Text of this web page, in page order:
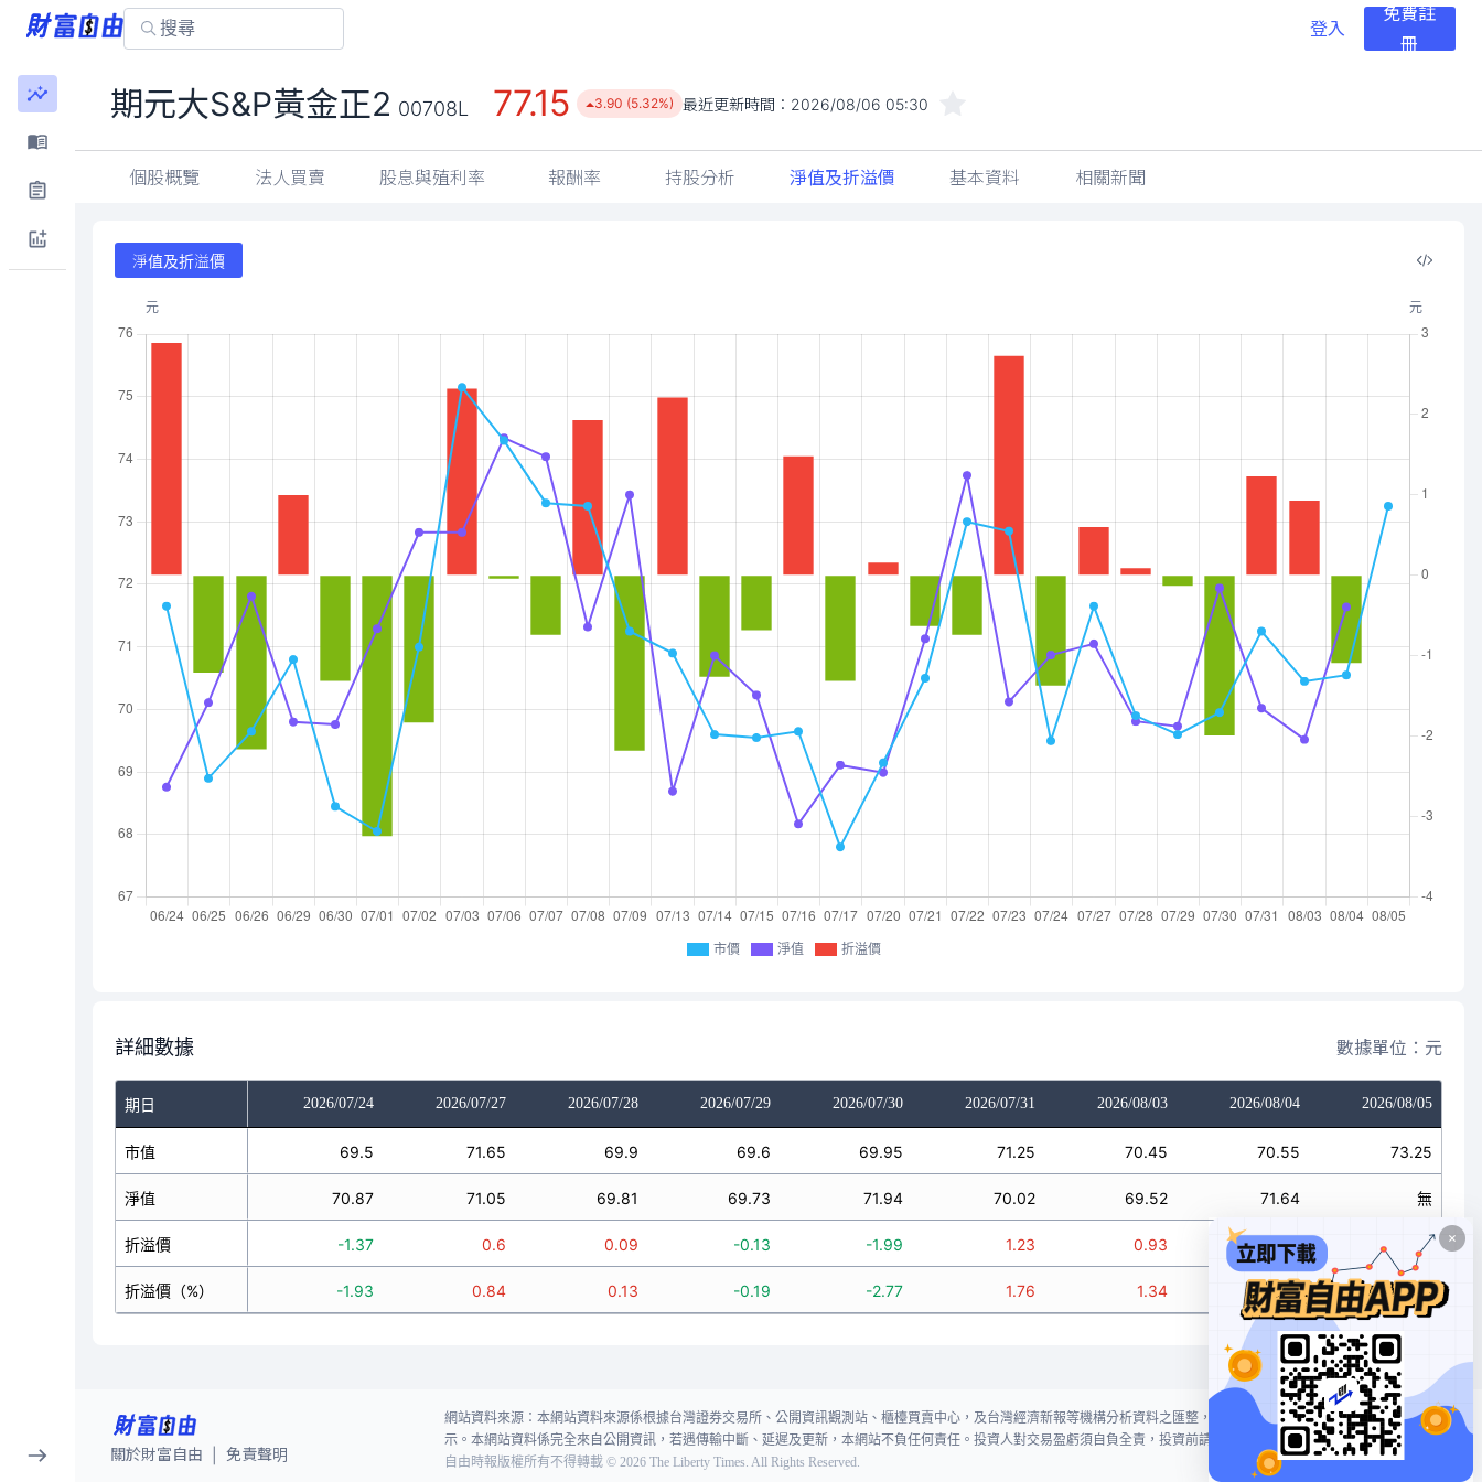
登入
免費註
冊
期元大S&P黃金正2 00708L 77.15 3.90 (5.32%) 最近更新時間： 2026/08/06 05:30
個股概覽 法人買賣 股息與殖利率 報酬率 持股分析 淨值及折溢價 基本資料 相關新聞
淨值及折溢價
市價 淨值 折溢價
詳細數據 數據單位：元
期日 2026/07/24 2026/07/27 2026/07/28 2026/07/29 2026/07/30 2026/07/31 2026/08/03 2026/08/04 2026/08/05
市值
淨值
折溢價
折溢價（%）
69.5 71.65 69.9 69.6 69.95 71.25 70.45 70.55 73.25
70.87 71.05 69.81 69.73 71.94 70.02 69.52 71.64 無
-1.37 0.6 0.09 -0.13 -1.99 1.23 0.93 -1.09 無
-1.93 0.84 0.13 -0.19 -2.77 1.76 1.34 -1.52 無
關於財富自由 免責聲明
網站資料來源：本網站資料來源係根據台灣證券交易所、公開資訊觀測站、櫃檯買賣中心，及台灣經濟新報等機構分析資料之匯整，本網站對投資人買賣不作任何建議或暗
示。本網站資料係完全來自公開資訊，若遇傳輸中斷、延遲及更新，本網站不負任何責任。投資人對交易盈虧須自負全責，投資前請謹慎評估風險。
自由時報版權所有不得轉載 © 2026 The Liberty Times. All Rights Reserved.